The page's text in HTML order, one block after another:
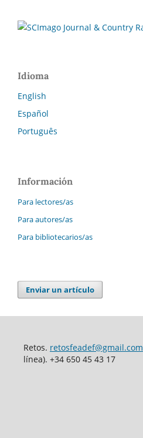
Idioma
English
Español
Português
Información
Para lectores/as
Para autores/as
Para bibliotecarios/as
Enviar un artículo
Retos. retosfeadef@gmail.com
línea). +34 650 45 43 17